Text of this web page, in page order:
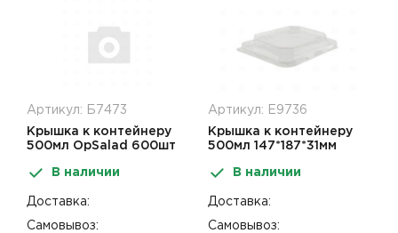
Артикул: Б7473
Крышка к контейнеру
500мл OpSalad 600шт
В наличии
Доставка:
Самовывоз:
Артикул: Е9736
Крышка к контейнеру
500мл 147*187*31мм
Octobox 500 70шт
В наличии
Доставка:
Самовывоз: